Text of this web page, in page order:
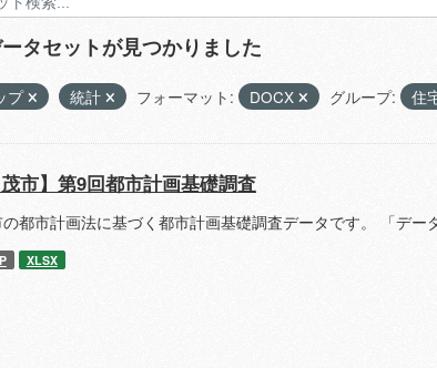
タセットが見つかりました
プ 統計 フォーマット: DOCX グループ: 住
茂市】第9回都市計画基礎調査
都市計画法に基づく都市計画基礎調査データです。 「デー
XLSX